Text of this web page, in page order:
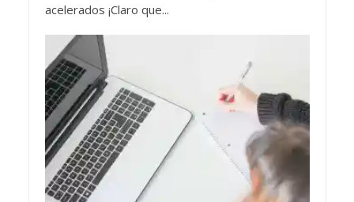
acelerados ¡Claro que...